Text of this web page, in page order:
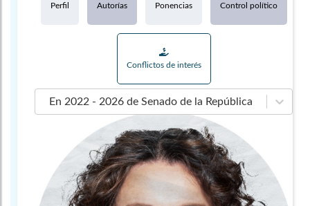
Perfil Autorías Ponencias Control político
Conflictos de interés
En 2022 - 2026 de Senado de la República